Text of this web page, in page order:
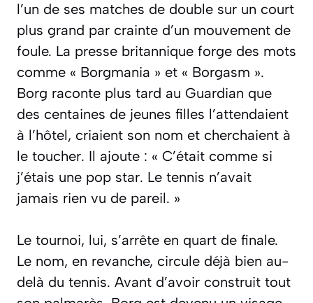
l’un de ses matches de double sur un court
plus grand par crainte d’un mouvement de
foule. La presse britannique forge des mots
comme « Borgmania » et « Borgasm ».
Borg raconte plus tard au Guardian que
des centaines de jeunes filles l’attendaient
à l’hôtel, criaient son nom et cherchaient à
le toucher. Il ajoute : « C’était comme si
j’étais une pop star. Le tennis n’avait
jamais rien vu de pareil. »
Le tournoi, lui, s’arrête en quart de finale.
Le nom, en revanche, circule déjà bien au-
delà du tennis. Avant d’avoir construit tout